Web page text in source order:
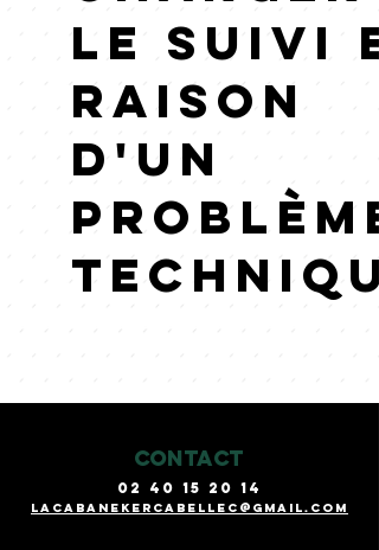
le suivi
raison
d'un
problème
CONTACT
02 40 15 20 14
lacabanekercabellec@gmail.com